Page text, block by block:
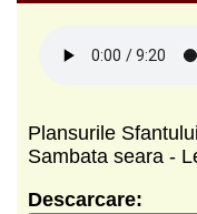
Plansurile
Sambata seara -
Descarcare: